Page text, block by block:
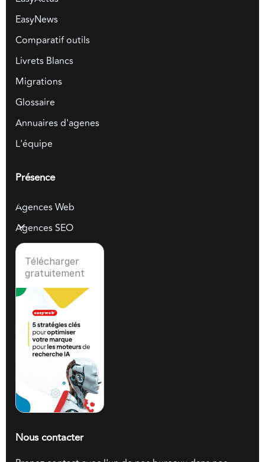
EasyNews
Comparatif outils
Livrets Blancs
Migrations
Glossaire
Annuaires d'agenes
L'équipe
Présence
Agences Web
Agences SEO
Télécharger
gratuitement
Nous contacter